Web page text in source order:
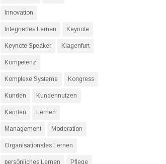
Innovation
Integriertes Lernen Keynote
Keynote Speaker Klagenfurt
Kompetenz
Komplexe Systeme Kongress
Kunden Kundennutzen
Kärnten Lernen
Management Moderation
Organisationales Lernen
persönliches Lernen Pflege